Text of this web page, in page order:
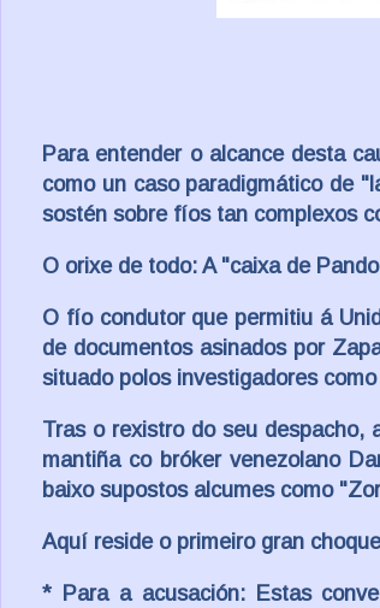
Para entender o alcance desta
como un caso paradigmático de
sostén sobre fíos tan complexos
O orixe de todo: A "caixa de
O fío condutor que permitiu á
de documentos asinados por
situado polos investigadores
Tras o rexistro do seu despacho,
mantiña co bróker venezolano
baixo supostos alcumes como
Aquí reside o primeiro gran
* Para a acusación: Estas